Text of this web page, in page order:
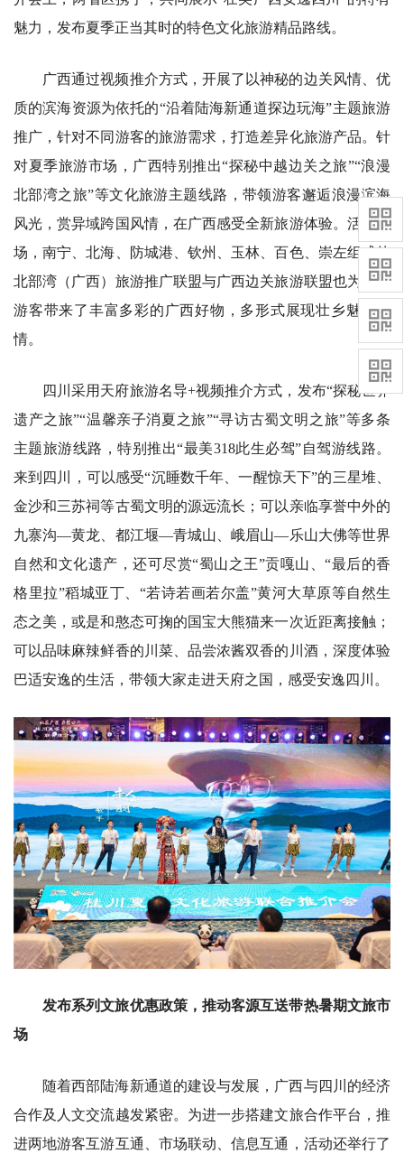
魅力，发布夏季正当其时的特色文化旅游精品路线。
广西通过视频推介方式，开展了以神秘的边关风情、优
质的滨海资源为依托的“沿着陆海新通道探边玩海”主题旅游
推广，针对不同游客的旅游需求，打造差异化旅游产品。针
对夏季旅游市场，广西特别推出“探秘中越边关之旅”“浪漫
北部湾之旅”等文化旅游主题线路，带领游客邂逅浪漫滨海
风光，赏异域跨国风情，在广西感受全新旅游体验。活动现
场，南宁、北海、防城港、钦州、玉林、百色、崇左组成的
北部湾（广西）旅游推广联盟与广西边关旅游联盟也为广大
游客带来了丰富多彩的广西好物，多形式展现壮乡魅力风
情。
四川采用天府旅游名导+视频推介方式，发布“探秘世界
遗产之旅”“温馨亲子消夏之旅”“寻访古蜀文明之旅”等多条
主题旅游线路，特别推出“最美318此生必驾”自驾游线路。
来到四川，可以感受“沉睡数千年、一醒惊天下”的三星堆、
金沙和三苏祠等古蜀文明的源远流长；可以亲临享誉中外的
九寨沟—黄龙、都江堰—青城山、峨眉山—乐山大佛等世界
自然和文化遗产，还可尽赏“蜀山之王”贡嘎山、“最后的香
格里拉”稻城亚丁、“若诗若画若尔盖”黄河大草原等自然生
态之美，或是和憨态可掬的国宝大熊猫来一次近距离接触；
可以品味麻辣鲜香的川菜、品尝浓酱双香的川酒，深度体验
巴适安逸的生活，带领大家走进天府之国，感受安逸四川。
发布系列文旅优惠政策，推动客源互送带热暑期文旅市
场
随着西部陆海新通道的建设与发展，广西与四川的经济
合作及人文交流越发紧密。为进一步搭建文旅合作平台，推
进两地游客互游互通、市场联动、信息互通，活动还举行了